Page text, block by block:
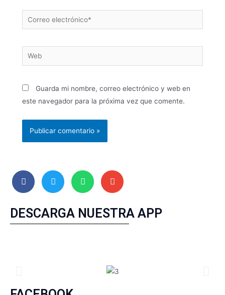
Guarda mi nombre, correo electrónico y web en
este navegador para la próxima vez que comente.
DESCARGA NUESTRA APP